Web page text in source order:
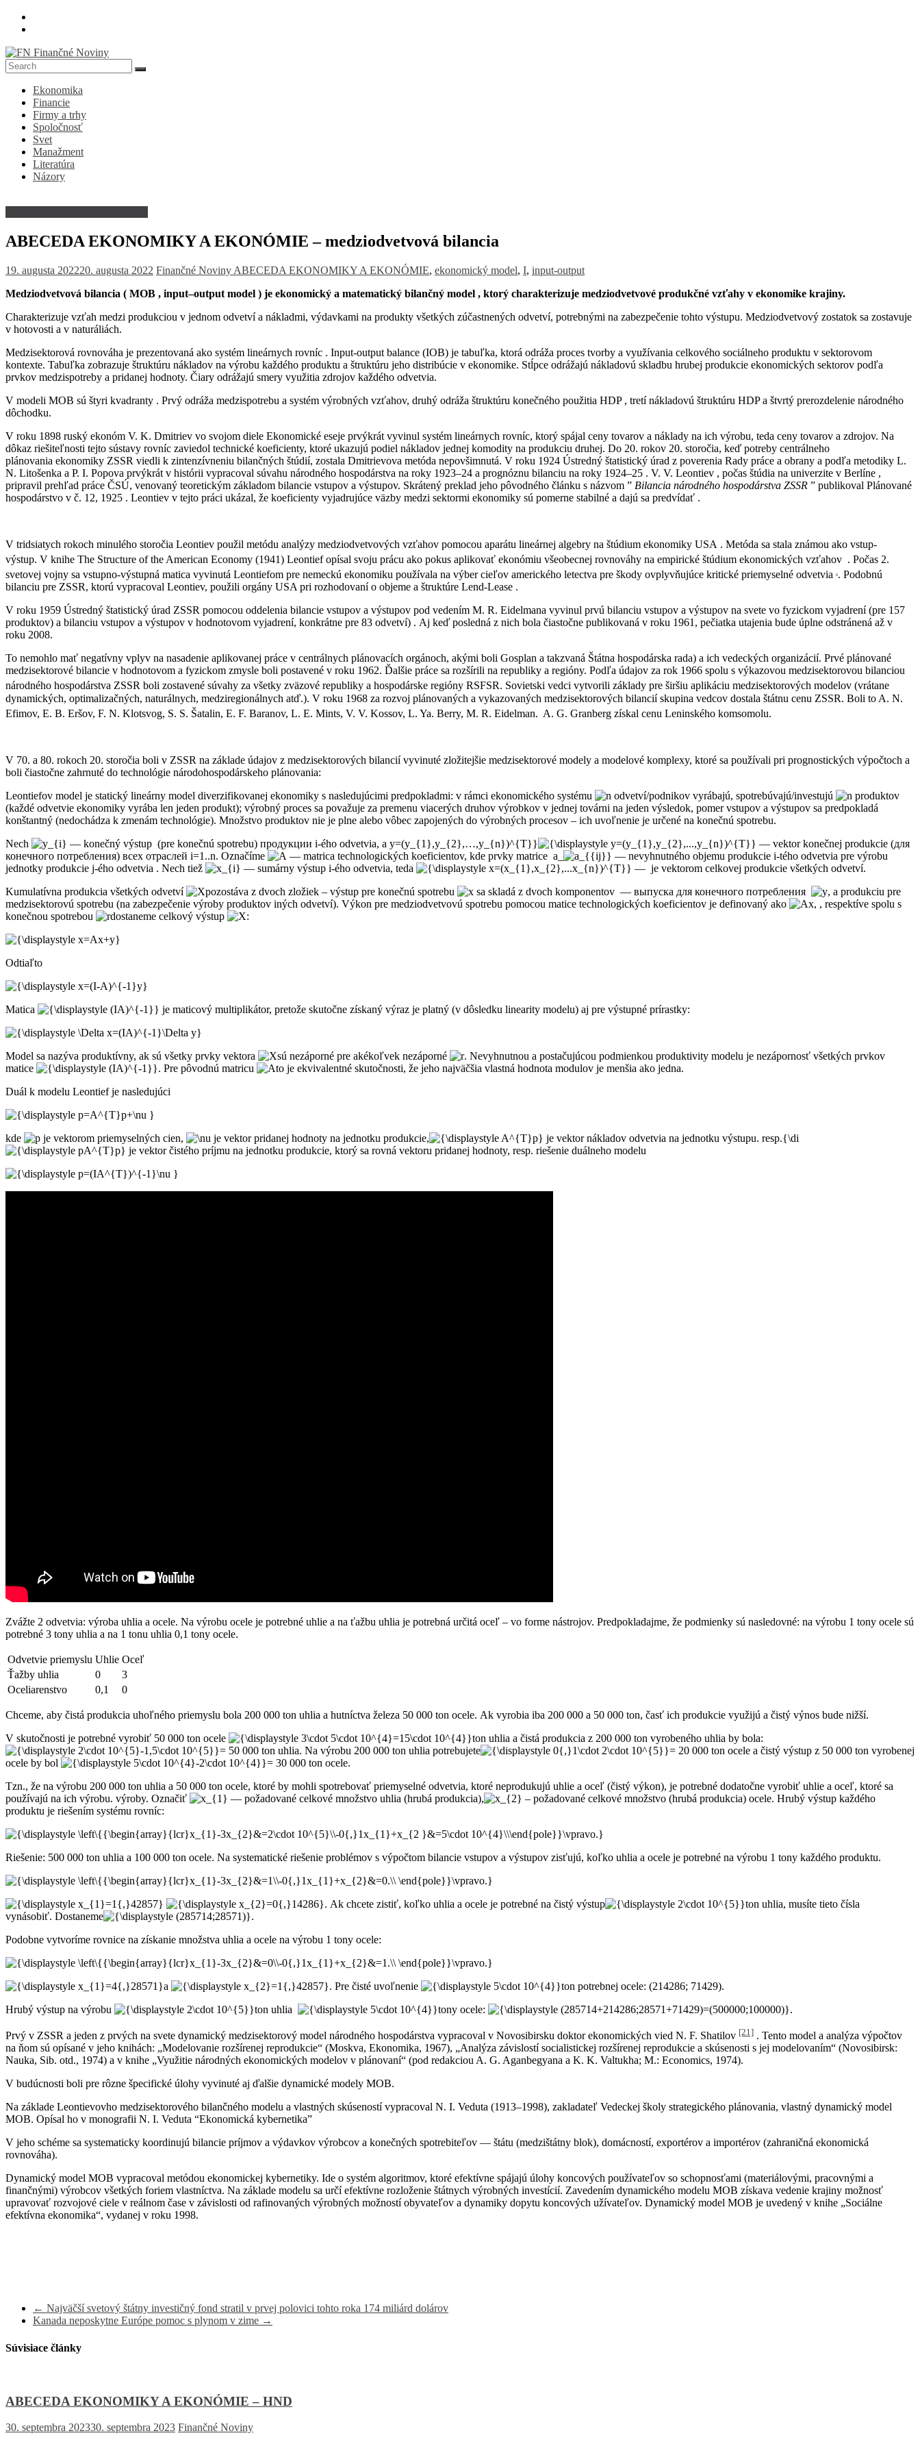
Skip
FN
Finančné
Noviny
Denník
ekonomike
spoločnosti
Ekonomika
Financie
Firmy a trhy
Spoločnosť
Svet
Manažment
Literatúra
Názory
ABECEDA EKONOMIKY A EKONÓMIE – medziodvetvová bilancia
19. augusta 202220. augusta 2022 Finančné Noviny ABECEDA EKONOMIKY A EKONÓMIE, ekonomický model, I, input-output
Medziodvetvová bilancia ( MOB , input–output model ) je ekonomický a matematický bilančný model , ktorý charakterizuje medziodvetvové produkčné vzťahy v ekonomike krajiny.
Charakterizuje vzťah medzi produkciou v jednom odvetví a nákladmi, výdavkami na produkty všetkých zúčastnených odvetví, potrebnými na zabezpečenie tohto výstupu. Medziodvetvový zostatok sa zostavuje
v hotovosti a v naturáliách.
Medzisektorová rovnováha je prezentovaná ako systém lineárnych rovníc . Input-output balance (IOB) je tabuľka, ktorá odráža proces tvorby a využívania celkového sociálneho produktu v sektorovom
kontexte. Tabuľka zobrazuje štruktúru nákladov na výrobu každého produktu a štruktúru jeho distribúcie v ekonomike. Stĺpce odrážajú nákladovú skladbu hrubej produkcie ekonomických sektorov podľa
prvkov medzispotreby a pridanej hodnoty. Čiary odrážajú smery využitia zdrojov každého odvetvia.
V modeli MOB sú štyri kvadranty . Prvý odráža medzispotrebu a systém výrobných vzťahov, druhý odráža štruktúru konečného použitia HDP , tretí nákladovú štruktúru HDP a štvrtý prerozdelenie národného
dôchodku.
V roku 1898 ruský ekonóm V. K. Dmitriev vo svojom diele Ekonomické eseje prvýkrát vyvinul systém lineárnych rovníc, ktorý spájal ceny tovarov a náklady na ich výrobu, teda ceny tovarov a zdrojov. Na
dôkaz riešiteľnosti tejto sústavy rovníc zaviedol technické koeficienty, ktoré ukazujú podiel nákladov jednej komodity na produkciu druhej. Do 20. rokov 20. storočia, keď potreby centrálneho
plánovania ekonomiky ZSSR viedli k zintenzívneniu bilančných štúdií, zostala Dmitrievova metóda nepovšimnutá. V roku 1924 Ústredný štatistický úrad z poverenia Rady práce a obrany a podľa metodiky L.
N. Litošenka a P. I. Popova prvýkrát v histórii vypracoval súvahu národného hospodárstva na roky 1923–24 a prognóznu bilanciu na roky 1924–25 . V. V. Leontiev , počas štúdia na univerzite v Berlíne ,
pripravil prehľad práce ČSÚ, venovaný teoretickým základom bilancie vstupov a výstupov. Skrátený preklad jeho pôvodného článku s názvom ” Bilancia národného hospodárstva ZSSR ” publikoval Plánované
hospodárstvo v č. 12, 1925 . Leontiev v tejto práci ukázal, že koeficienty vyjadrujúce väzby medzi sektormi ekonomiky sú pomerne stabilné a dajú sa predvídať .
V tridsiatych rokoch minulého storočia Leontiev použil metódu analýzy medziodvetvových vzťahov pomocou aparátu lineárnej algebry na štúdium ekonomiky USA . Metóda sa stala známou ako vstup-
výstup. V knihe The Structure of the American Economy (1941) Leontief opísal svoju prácu ako pokus aplikovať ekonómiu všeobecnej rovnováhy na empirické štúdium ekonomických vzťahov . Počas 2.
svetovej vojny sa vstupno-výstupná matica vyvinutá Leontiefom pre nemeckú ekonomiku používala na výber cieľov amerického letectva pre škody ovplyvňujúce kritické priemyselné odvetvia .. Podobnú
bilanciu pre ZSSR, ktorú vypracoval Leontiev, použili orgány USA pri rozhodovaní o objeme a štruktúre Lend-Lease .
V roku 1959 Ústredný štatistický úrad ZSSR pomocou oddelenia bilancie vstupov a výstupov pod vedením M. R. Eidelmana vyvinul prvú bilanciu vstupov a výstupov na svete vo fyzickom vyjadrení (pre 157
produktov) a bilanciu vstupov a výstupov v hodnotovom vyjadrení, konkrátne pre 83 odvetví) . Aj keď posledná z nich bola čiastočne publikovaná v roku 1961, pečiatka utajenia bude úplne odstránená až v
roku 2008.
To nemohlo mať negatívny vplyv na nasadenie aplikovanej práce v centrálnych plánovacích orgánoch, akými boli Gosplan a takzvaná Štátna hospodárska rada) a ich vedeckých organizácií. Prvé plánované
medzisektorové bilancie v hodnotovom a fyzickom zmysle boli postavené v roku 1962. Ďalšie práce sa rozšírili na republiky a regióny. Podľa údajov za rok 1966 spolu s výkazovou medzisektorovou bilanciou
národného hospodárstva ZSSR boli zostavené súvahy za všetky zväzové republiky a hospodárske regióny RSFSR. Sovietski vedci vytvorili základy pre širšiu aplikáciu medzisektorových modelov (vrátane
dynamických, optimalizačných, naturálnych, medziregionálnych atď.). V roku 1968 za rozvoj plánovaných a vykazovaných medzisektorových bilancií skupina vedcov dostala štátnu cenu ZSSR. Boli to A. N.
Efimov, E. B. Eršov, F. N. Klotsvog, S. S. Šatalin, E. F. Baranov, L. E. Mints, V. V. Kossov, L. Ya. Berry, M. R. Eidelman. A. G. Granberg získal cenu Leninského komsomolu.
V 70. a 80. rokoch 20. storočia boli v ZSSR na základe údajov z medzisektorových bilancií vyvinuté zložitejšie medzisektorové modely a modelové komplexy, ktoré sa používali pri prognostických výpočtoch a
boli čiastočne zahrnuté do technológie národohospodárskeho plánovania:
Leontiefov model je statický lineárny model diverzifikovanej ekonomiky s nasledujúcimi predpokladmi: v rámci ekonomického systému
odvetví/podnikov vyrábajú, spotrebúvajú/investujú
produktov
(každé odvetvie ekonomiky vyrába len jeden produkt); výrobný proces sa považuje za premenu viacerých druhov výrobkov v jednej továrni na jeden výsledok, pomer vstupov a výstupov sa predpokladá
konštantný (nedochádza k zmenám technológie). Množstvo produktov nie je plne alebo vôbec zapojených do výrobných procesov – ich uvoľnenie je určené na konečnú spotrebu.
Nech
— konečný výstup (pre konečnú spotrebu) продукции i-ého odvetvia, а y=(y_{1},y_{2},…,y_{n})^{T}}
— vektor konečnej produkcie (для
конечного потребления) всех отраслей i=1..n. Označíme
— matrica technologických koeficientov, kde prvky matrice a_
— nevyhnutného objemu produkcie i-tého odvetvia pre výrobu
jednotky produkcie j-ého odvetvia . Nech tiež
— sumárny výstup i-ého odvetvia, teda
— je vektorom celkovej produkcie všetkých odvetví.
Kumulatívna produkcia všetkých odvetví
pozostáva z dvoch zložiek – výstup pre konečnú spotrebu sa skladá z dvoch komponentov — выпуска для конечного потребления
, a produkciu pre
medzisektorovú spotrebu (na zabezpečenie výroby produktov iných odvetví). Výkon pre medziodvetvovú spotrebu pomocou matice technologických koeficientov je definovaný ako
, , respektíve spolu s
konečnou spotrebou
dostaneme celkový výstup :
Odtiaľto
Matica je maticový multiplikátor, pretože skutočne získaný výraz je platný (v dôsledku linearity modelu) aj pre výstupné prírastky:
Model sa nazýva produktívny, ak sú všetky prvky vektora sú nezáporné pre akékoľvek nezáporné
. Nevyhnutnou a postačujúcou podmienkou produktivity modelu je nezápornosť všetkých prvkov
matice
. Pre pôvodnú matricu
to je ekvivalentné skutočnosti, že jeho najväčšia vlastná hodnota modulov je menšia ako jedna.
Duál k modelu Leontief je nasledujúci
kde je vektorom priemyselných cien, je vektor pridanej hodnoty na jednotku produkcie, je vektor nákladov odvetvia na jednotku výstupu. resp.{\di
je vektor čistého príjmu na jednotku produkcie, ktorý sa rovná vektoru pridanej hodnoty, resp. riešenie duálneho modelu
Zvážte 2 odvetvia: výroba uhlia a ocele. Na výrobu ocele je potrebné uhlie a na ťažbu uhlia je potrebná určitá oceľ – vo forme nástrojov. Predpokladajme, že podmienky sú nasledovné: na výrobu 1 tony ocele sú
potrebné 3 tony uhlia a na 1 tonu uhlia 0,1 tony ocele.
Odvetvie priemyslu Uhlie Oceľ
Ťažby uhlia
0
3
Oceliarenstvo
0,1 0
Chceme, aby čistá produkcia uhoľného priemyslu bola 200 000 ton uhlia a hutníctva železa 50 000 ton ocele. Ak vyrobia iba 200 000 a 50 000 ton, časť ich produkcie využijú a čistý výnos bude nižší.
V skutočnosti je potrebné vyrobiť 50 000 ton ocele
ton uhlia a čistá produkcia z 200 000 ton vyrobeného uhlia by bola:
= 50 000 ton uhlia. Na výrobu 200 000 ton uhlia potrebujete
= 20 000 ton ocele a čistý výstup z 50 000 ton vyrobenej
ocele by bol
= 30 000 ton ocele.
Tzn., že na výrobu 200 000 ton uhlia a 50 000 ton ocele, ktoré by mohli spotrebovať priemyselné odvetvia, ktoré neprodukujú uhlie a oceľ (čistý výkon), je potrebné dodatočne vyrobiť uhlie a oceľ, ktoré sa
používajú na ich výrobu. výroby. Označiť
— požadované celkové množstvo uhlia (hrubá produkcia),
– požadované celkové množstvo (hrubá produkcia) ocele. Hrubý výstup každého
produktu je riešením systému rovníc:
Riešenie: 500 000 ton uhlia a 100 000 ton ocele. Na systematické riešenie problémov s výpočtom bilancie vstupov a výstupov zisťujú, koľko uhlia a ocele je potrebné na výrobu 1 tony každého produktu.
. Ak chcete zistiť, koľko uhlia a ocele je potrebné na čistý výstup
ton uhlia, musíte tieto čísla
vynásobiť. Dostaneme
.
Podobne vytvoríme rovnice na získanie množstva uhlia a ocele na výrobu 1 tony ocele:
a . Pre čisté uvoľnenie
ton potrebnej ocele: (214286; 71429).
Hrubý výstup na výrobu
ton uhlia tony ocele: .
Prvý v ZSSR a jeden z prvých na svete dynamický medzisektorový model národného hospodárstva vypracoval v Novosibirsku doktor ekonomických vied N. F. Shatilov [21] . Tento model a analýza výpočtov
na ňom sú opísané v jeho knihách: „Modelovanie rozšírenej reprodukcie“ (Moskva, Ekonomika, 1967), „Analýza závislostí socialistickej rozšírenej reprodukcie a skúsenosti s jej modelovaním“ (Novosibirsk:
Nauka, Sib. otd., 1974) a v knihe „Využitie národných ekonomických modelov v plánovaní“ (pod redakciou A. G. Aganbegyana a K. K. Valtukha; M.: Economics, 1974).
V budúcnosti boli pre rôzne špecifické úlohy vyvinuté aj ďalšie dynamické modely MOB.
Na základe Leontievovho medzisektorového bilančného modelu a vlastných skúseností vypracoval N. I. Veduta (1913–1998), zakladateľ Vedeckej školy strategického plánovania, vlastný dynamický model
MOB. Opísal ho v monografii N. I. Veduta “Ekonomická kybernetika”
V jeho schéme sa systematicky koordinujú bilancie príjmov a výdavkov výrobcov a konečných spotrebiteľov — štátu (medzištátny blok), domácností, exportérov a importérov (zahraničná ekonomická
rovnováha).
Dynamický model MOB vypracoval metódou ekonomickej kybernetiky. Ide o systém algoritmov, ktoré efektívne spájajú úlohy koncových používateľov so schopnosťami (materiálovými, pracovnými a
finančnými) výrobcov všetkých foriem vlastníctva. Na základe modelu sa určí efektívne rozloženie štátnych výrobných investícií. Zavedením dynamického modelu MOB získava vedenie krajiny možnosť
upravovať rozvojové ciele v reálnom čase v závislosti od rafinovaných výrobných možností obyvateľov a dynamiky dopytu koncových užívateľov. Dynamický model MOB je uvedený v knihe „Sociálne
efektívna ekonomika“, vydanej v roku 1998.
← Najväčší svetový štátny investičný fond stratil v prvej polovici tohto roka 174 miliárd dolárov
Kanada neposkytne Európe pomoc s plynom v zime →
Súvisiace články
ABECEDA EKONOMIKY A EKONÓMIE – HND
30. septembra 202330. septembra 2023 Finančné Noviny